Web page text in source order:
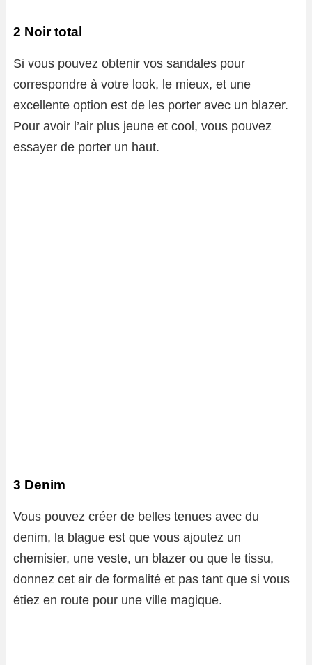
2 Noir total
Si vous pouvez obtenir vos sandales pour
correspondre à votre look, le mieux, et une
excellente option est de les porter avec un blazer.
Pour avoir l’air plus jeune et cool, vous pouvez
essayer de porter un haut.
3 Denim
Vous pouvez créer de belles tenues avec du
denim, la blague est que vous ajoutez un
chemisier, une veste, un blazer ou que le tissu,
donnez cet air de formalité et pas tant que si vous
étiez en route pour une ville magique.